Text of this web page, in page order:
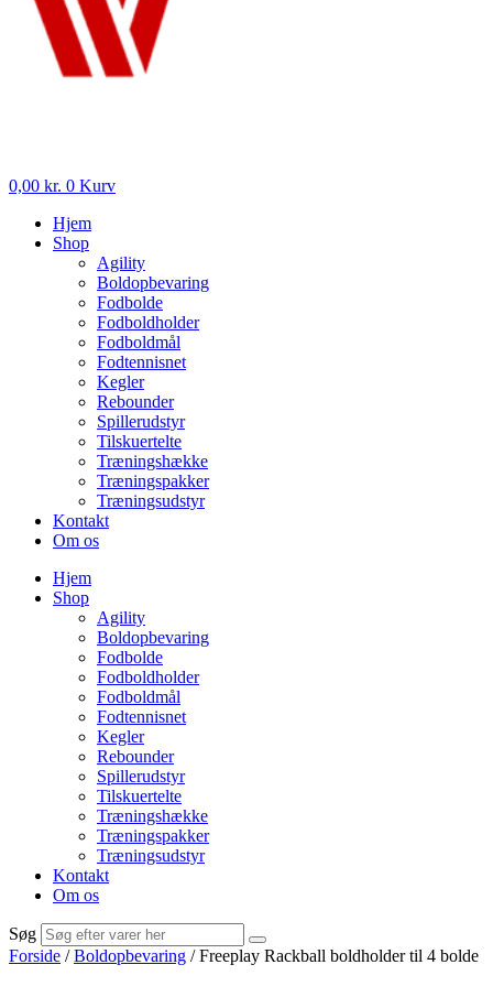
0,00 kr. 0 Kurv
Hjem
Shop
Agility
Boldopbevaring
Fodbolde
Fodboldholder
Fodboldmål
Fodtennisnet
Kegler
Rebounder
Spillerudstyr
Tilskuertelte
Træningshække
Træningspakker
Træningsudstyr
Kontakt
Om os
Hjem
Shop
Agility
Boldopbevaring
Fodbolde
Fodboldholder
Fodboldmål
Fodtennisnet
Kegler
Rebounder
Spillerudstyr
Tilskuertelte
Træningshække
Træningspakker
Træningsudstyr
Kontakt
Om os
Søg
Forside /Boldopbevaring / Freeplay Rackball boldholder til 4 bolde